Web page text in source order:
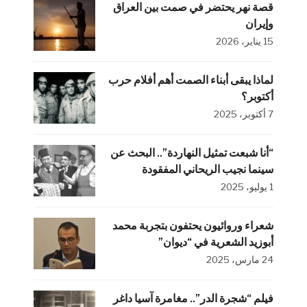
قصة نهر يحتضر في صمت بين العراق
وإيران
15 يناير، 2026
لماذا يبقى أبناء الصمت أهم أفلام حرب
أكتوبر؟
7 أكتوبر، 2025
“أنا شبعت تمثيل النهاردة”.. البحث عن
سينما نجيب الريحاني المفقودة
1 يوليو، 2025
شعراء وروائيون يحتفون بتجربة محمد
أبوزيد الشعرية في “ديوان”
24 مارس، 2025
فيلم “شجرة الدر”.. مغامرة آسيا داغر